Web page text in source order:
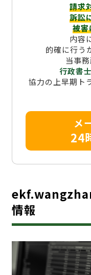
請求
訴訟
被害
内容
的確に行う
当事
行政書
協力の上早期ト
メ
24
情報